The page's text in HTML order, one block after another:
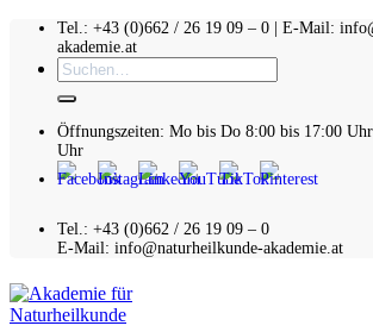
Zum
springen
Tel.: +43 (0)662 / 26 19 09 – 0 | E-Mail:
akademie.at
Suchen
nach:
Öffnungszeiten: Mo bis Do 8:00 bis 17:00
Uhr
Tel.: +43 (0)662 / 26 19 09 – 0
E-Mail: info@naturheilkunde-akademie.at